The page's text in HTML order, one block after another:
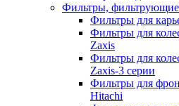
Фильтры,
Фильтры для
Фильтры для
Zaxis
Фильтры для
Zaxis-3 серии
Фильтры для
Hitachi